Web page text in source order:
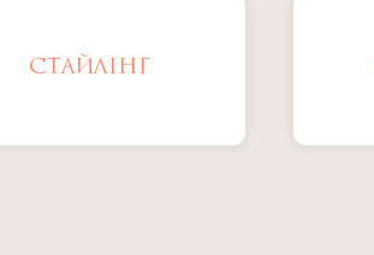
СТАЙЛІНГ